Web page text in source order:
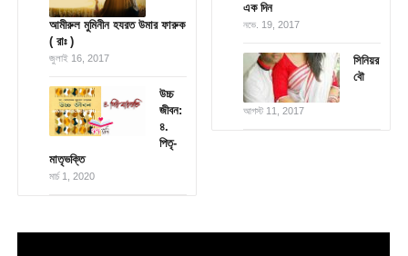
আমীরুল মুমিনীন হযরত উমার ফারুক
( রাঃ )
জুলাই 16, 2017
উচ্চ
জীবন:
৪.
পিতৃ-
মাতৃভক্তি
মার্চ 1, 2020
এক দিন
নভে. 19, 2017
সিনিয়র
বৌ
আগস্ট 11, 2017